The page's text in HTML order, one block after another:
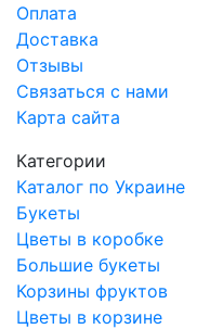
Оплата
Доставка
Отзывы
Связаться с нами
Карта сайта
Категории
Каталог по Украине
Букеты
Цветы в коробке
Большие букеты
Корзины фруктов
Цветы в корзине